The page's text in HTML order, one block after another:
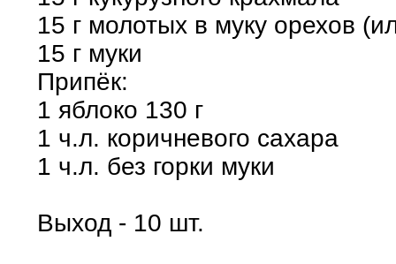
15 г молотых в муку орехов
15 г муки
Припёк:
1 яблоко 130 г
1 ч.л. коричневого сахара
1 ч.л. без горки муки
Выход - 10 шт.